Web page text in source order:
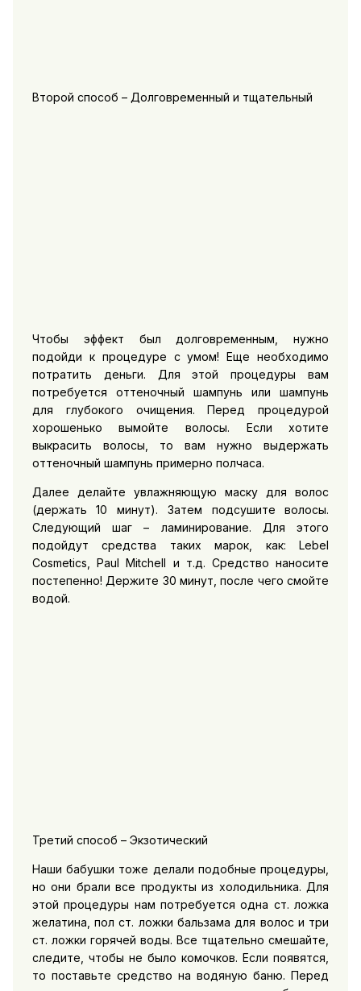
Второй способ – Долговременный и тщательный
Чтобы эффект был долговременным, нужно
подойди к процедуре с умом! Еще необходимо
потратить деньги. Для этой процедуры вам
потребуется оттеночный шампунь или шампунь
для глубокого очищения. Перед процедурой
хорошенько вымойте волосы. Если хотите
выкрасить волосы, то вам нужно выдержать
оттеночный шампунь примерно полчаса.
Далее делайте увлажняющую маску для волос
(держать 10 минут). Затем подсушите волосы.
Следующий шаг – ламинирование. Для этого
подойдут средства таких марок, как: Lebel
Cosmetics, Paul Mitchell и т.д. Средство наносите
постепенно! Держите 30 минут, после чего смойте
водой.
Третий способ – Экзотический
Наши бабушки тоже делали подобные процедуры,
но они брали все продукты из холодильника. Для
этой процедуры нам потребуется одна ст. ложка
желатина, пол ст. ложки бальзама для волос и три
ст. ложки горячей воды. Все тщательно смешайте,
следите, чтобы не было комочков. Если появятся,
то поставьте средство на водяную баню. Перед